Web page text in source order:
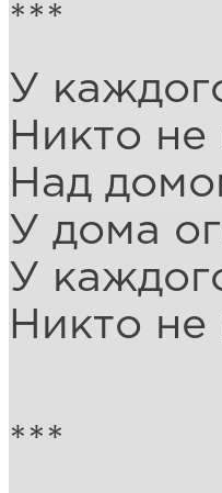
***
У
Никто не
Над
У дома
У
Никто не
***